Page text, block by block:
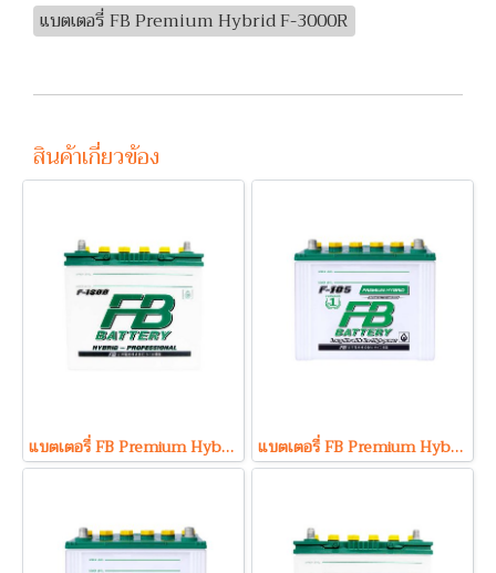
แบตเตอรี่ FB Premium Hybrid F-3000R
สินค้าเกี่ยวข้อง
แบตเตอรี่ FB Premium Hybrid F1800L (Hybrid Type) 12V 48Ah แบตเตอรี่ FB Premium Hybrid F-105L (Hybrid Type) 12V 60Ah